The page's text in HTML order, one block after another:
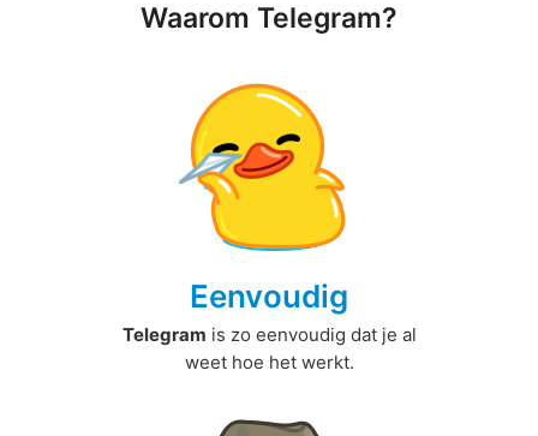
Waarom Telegram?
Eenvoudig
Telegram is zo eenvoudig dat je al
weet hoe het werkt.